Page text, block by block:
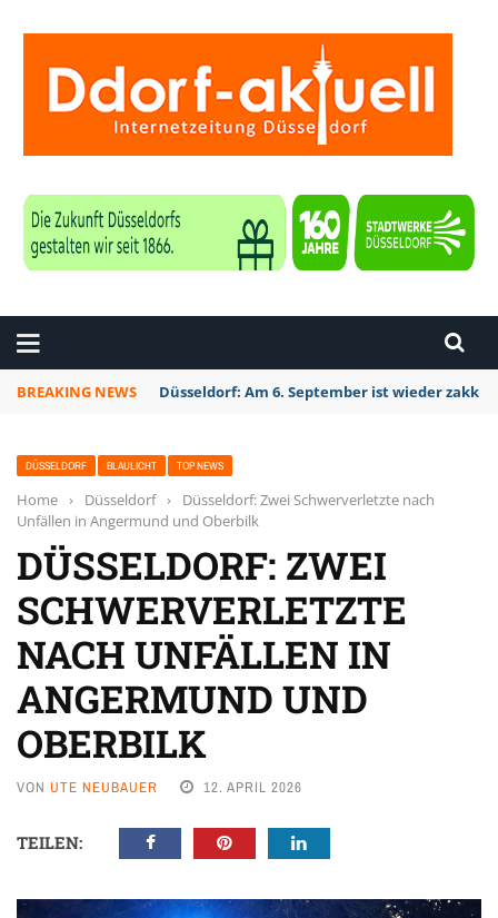
BREAKING NEWS Düsseldorf: Am 6. September ist wieder zakk
DÜSSELDORF BLAULICHT TOP NEWS
Home › Düsseldorf ›
Düsseldorf: Zwei Schwerverletzte nach
Unfällen in Angermund und Oberbilk
DÜSSELDORF: ZWEI
SCHWERVERLETZTE
NACH UNFÄLLEN IN
ANGERMUND UND
OBERBILK
VON UTE NEUBAUER 12. APRIL 2026
TEILEN: